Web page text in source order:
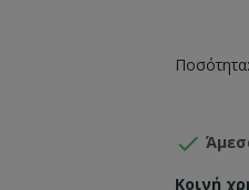
Ποσότητα:

Κοινή